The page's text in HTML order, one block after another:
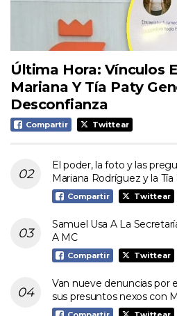
Última Hora: Vínculos
Mariana Y Tía Paty
Desconfianza
Compartir Twittear
El poder, la foto y las
Mariana Rodríguez y la
Compartir Twittear
Samuel Usa A La
A MC
Compartir Twittear
Van nueve denuncias por
sus presuntos nexos con